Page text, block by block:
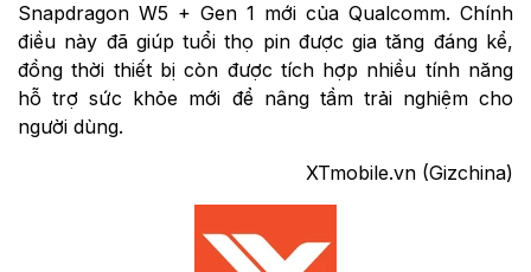
Snapdragon W5 + Gen 1 mới của Qualcomm. Chính
điều này đã giúp tuổi thọ pin được gia tăng đáng kể,
đồng thời thiết bị còn được tích hợp nhiều tính năng
hỗ trợ sức khỏe mới để nâng tầm trải nghiệm cho
người dùng.
XTmobile.vn (Gizchina)